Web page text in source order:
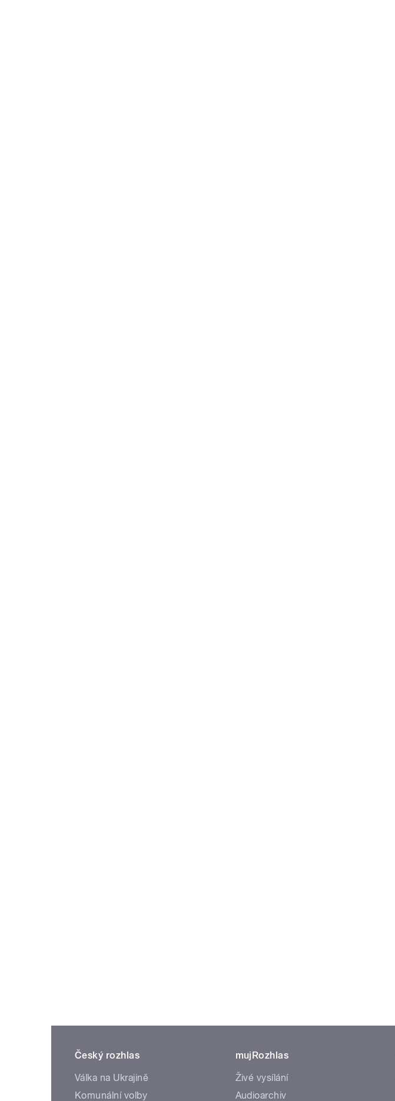
Český rozhlas
Válka na Ukrajině
Komunální volby
mujRozhlas
Živé vysílání
Audioarchiv